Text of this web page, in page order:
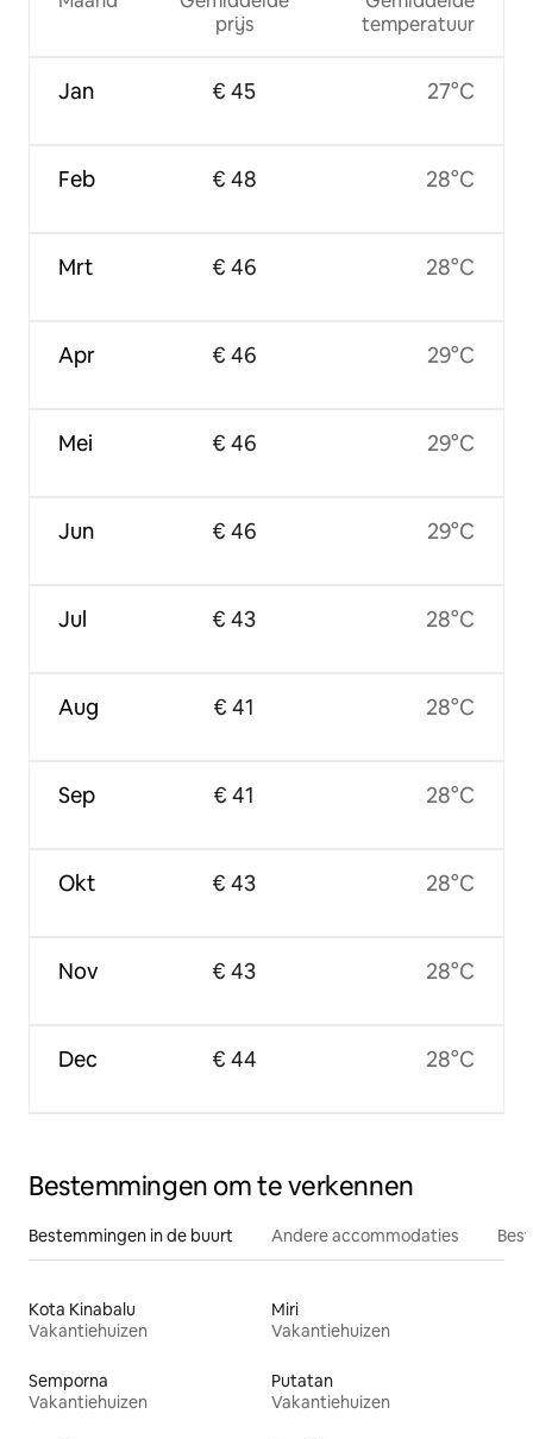
Jan
Feb
Mrt
Apr
Mei
Jun
Jul
Aug
Sep
Okt
Nov
Dec
prijs
€ 45
€ 48
€ 46
€ 46
€ 46
€ 46
€ 43
€ 41
€ 41
€ 43
€ 43
€ 44
temperatuur
27°C
28°C
28°C
29°C
29°C
29°C
28°C
28°C
28°C
28°C
28°C
28°C
Bestemmingen om te verkennen
Bestemmingen in de buurt Andere accommodaties
Kota Kinabalu
Vakantiehuizen
Miri
Vakantiehuizen
Semporna
Vakantiehuizen
Putatan
Vakantiehuizen